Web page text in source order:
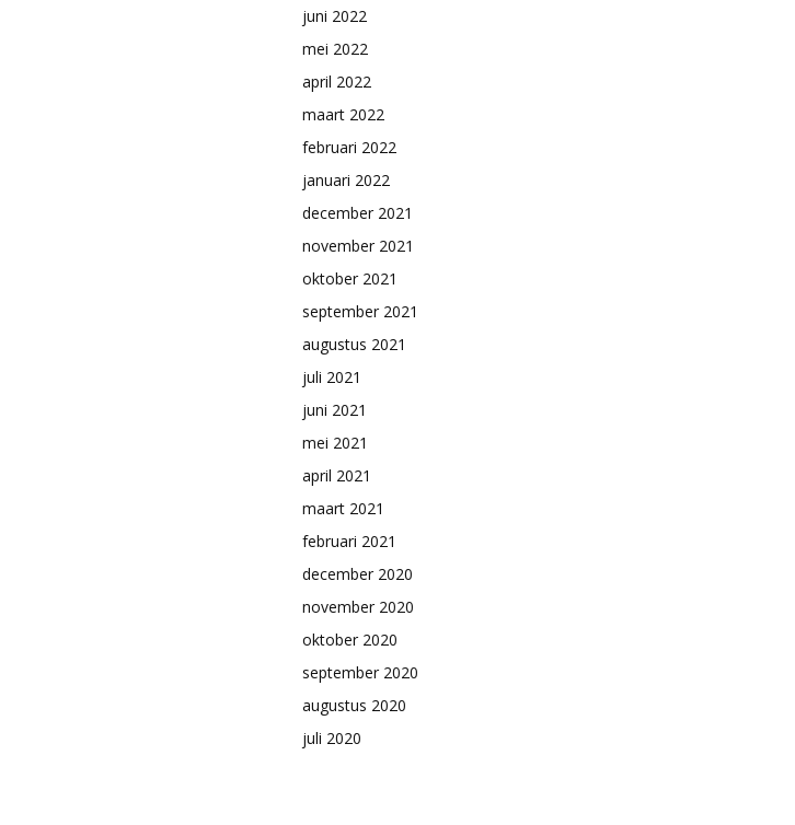
juni 2022
mei 2022
april 2022
maart 2022
februari 2022
januari 2022
december 2021
november 2021
oktober 2021
september 2021
augustus 2021
juli 2021
juni 2021
mei 2021
april 2021
maart 2021
februari 2021
december 2020
november 2020
oktober 2020
september 2020
augustus 2020
juli 2020